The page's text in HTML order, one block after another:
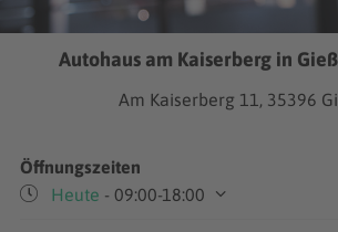
Autohaus am Kaiserberg in
Am Kaiserberg 11, 35396
Öffnungszeiten
Heute - 09:00-18:00